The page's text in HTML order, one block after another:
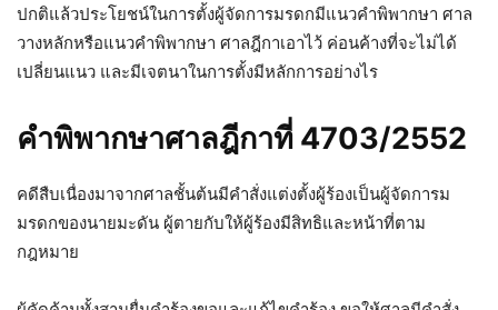
ปกติแล้วประโยชน์ในการตั้งผู้จัดการมรดกมีแนวคำพิพากษา ศาล
วางหลักหรือแนวคำพิพากษา ศาลฎีกาเอาไว้ ค่อนค้างที่จะไม่ได้
เปลี่ยนแนว และมีเจตนาในการตั้งมีหลักการอย่างไร
คำพิพากษาศาลฎีกาที่ 4703/2552
คดีสืบเนื่องมาจากศาลชั้นต้นมีคำสั่งแต่งตั้งผู้ร้องเป็นผู้จัดการม
มรดกของนายมะดัน ผู้ตายกับให้ผู้ร้องมีสิทธิและหน้าที่ตาม
กฎหมาย